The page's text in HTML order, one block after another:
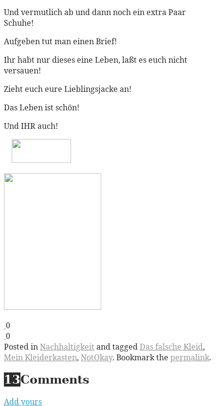
Und vermutlich ab und dann noch ein extra Paar
Schuhe!
Aufgeben tut man einen Brief!
Ihr habt nur dieses eine Leben, laßt es euch nicht
versauen!
Zieht euch eure Lieblingsjacke an!
Das Leben ist schön!
Und IHR auch!
0
0
Posted inNachhaltigkeit and taggedDas falsche Kleid,
Mein Kleiderkasten, NotOkay. Bookmark the permalink.
13Comments
Add yours